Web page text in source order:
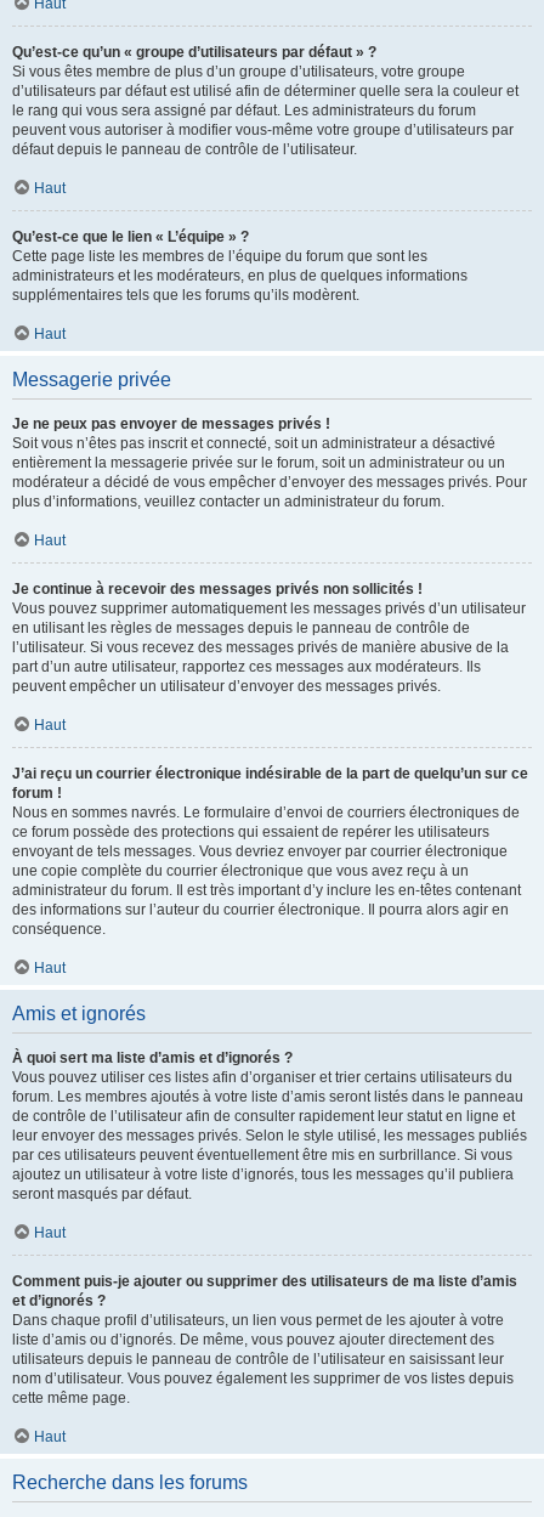
Haut
Qu’est-ce qu’un « groupe d’utilisateurs par défaut » ?
Si vous êtes membre de plus d’un groupe d’utilisateurs, votre groupe
d’utilisateurs par défaut est utilisé afin de déterminer quelle sera la couleur et
le rang qui vous sera assigné par défaut. Les administrateurs du forum
peuvent vous autoriser à modifier vous-même votre groupe d’utilisateurs par
défaut depuis le panneau de contrôle de l’utilisateur.
Haut
Qu’est-ce que le lien « L’équipe » ?
Cette page liste les membres de l’équipe du forum que sont les
administrateurs et les modérateurs, en plus de quelques informations
supplémentaires tels que les forums qu’ils modèrent.
Haut
Messagerie privée
Je ne peux pas envoyer de messages privés !
Soit vous n’êtes pas inscrit et connecté, soit un administrateur a désactivé
entièrement la messagerie privée sur le forum, soit un administrateur ou un
modérateur a décidé de vous empêcher d’envoyer des messages privés. Pour
plus d’informations, veuillez contacter un administrateur du forum.
Haut
Je continue à recevoir des messages privés non sollicités !
Vous pouvez supprimer automatiquement les messages privés d’un utilisateur
en utilisant les règles de messages depuis le panneau de contrôle de
l’utilisateur. Si vous recevez des messages privés de manière abusive de la
part d’un autre utilisateur, rapportez ces messages aux modérateurs. Ils
peuvent empêcher un utilisateur d’envoyer des messages privés.
Haut
J’ai reçu un courrier électronique indésirable de la part de quelqu’un sur ce
forum !
Nous en sommes navrés. Le formulaire d’envoi de courriers électroniques de
ce forum possède des protections qui essaient de repérer les utilisateurs
envoyant de tels messages. Vous devriez envoyer par courrier électronique
une copie complète du courrier électronique que vous avez reçu à un
administrateur du forum. Il est très important d’y inclure les en-têtes contenant
des informations sur l’auteur du courrier électronique. Il pourra alors agir en
conséquence.
Haut
Amis et ignorés
À quoi sert ma liste d’amis et d’ignorés ?
Vous pouvez utiliser ces listes afin d’organiser et trier certains utilisateurs du
forum. Les membres ajoutés à votre liste d’amis seront listés dans le panneau
de contrôle de l’utilisateur afin de consulter rapidement leur statut en ligne et
leur envoyer des messages privés. Selon le style utilisé, les messages publiés
par ces utilisateurs peuvent éventuellement être mis en surbrillance. Si vous
ajoutez un utilisateur à votre liste d’ignorés, tous les messages qu’il publiera
seront masqués par défaut.
Haut
Comment puis-je ajouter ou supprimer des utilisateurs de ma liste d’amis
et d’ignorés ?
Dans chaque profil d’utilisateurs, un lien vous permet de les ajouter à votre
liste d’amis ou d’ignorés. De même, vous pouvez ajouter directement des
utilisateurs depuis le panneau de contrôle de l’utilisateur en saisissant leur
nom d’utilisateur. Vous pouvez également les supprimer de vos listes depuis
cette même page.
Haut
Recherche dans les forums